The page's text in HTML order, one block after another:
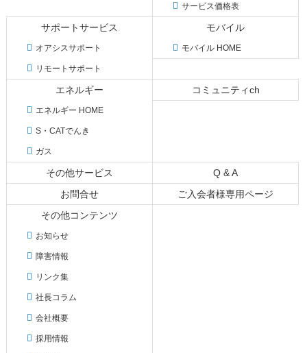
サービス価格表
サポートサービス
オアシスサポート
リモートサポート
モバイル
モバイル HOME
エネルギー
エネルギー HOME
S・CATでんき
ガス
コミュニティch
その他サービス
Q & A
お問合せ
ご入会者様専用ページ
その他コンテンツ
お知らせ
障害情報
リンク集
社長コラム
会社概要
採用情報